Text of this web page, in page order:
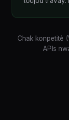
Chak konpetitè
APIs